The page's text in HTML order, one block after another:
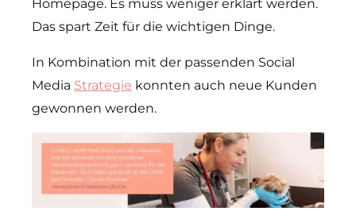
Homepage. Es muss weniger erklärt werden.
Das spart Zeit für die wichtigen Dinge.
In Kombination mit der passenden Social
Media Strategie konnten auch neue Kunden
gewonnen werden.